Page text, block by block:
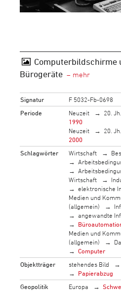
Computerbildschirme
Bürogeräte
Signatur
F 5032-Fb-0698
Periode
Neuzeit 20. Jh.
1990
Neuzeit
20. Jh.
2000
Schlagwörter
Wirtschaft
Wirtschaft
elektronische
Medien und
(allgemein)
angewandte
Medien und
(allgemein)
Computer
Objektträger
stehendes Bild
Papierabzug
Geopolitik
Europa